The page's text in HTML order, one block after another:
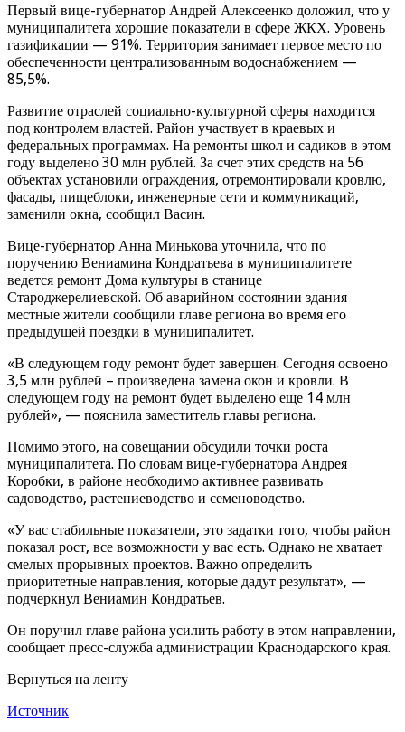
Первый вице-губернатор Андрей Алексеенко доложил, что у
муниципалитета хорошие показатели в сфере ЖКХ. Уровень
газификации — 91%. Территория занимает первое место по
обеспеченности централизованным водоснабжением —
85,5%.
Развитие отраслей социально-культурной сферы находится
под контролем властей. Район участвует в краевых и
федеральных программах. На ремонты школ и садиков в этом
году выделено 30 млн рублей. За счет этих средств на 56
объектах установили ограждения, отремонтировали кровлю,
фасады, пищеблоки, инженерные сети и коммуникаций,
заменили окна, сообщил Васин.
Вице-губернатор Анна Минькова уточнила, что по
поручению Вениамина Кондратьева в муниципалитете
ведется ремонт Дома культуры в станице
Староджерелиевской. Об аварийном состоянии здания
местные жители сообщили главе региона во время его
предыдущей поездки в муниципалитет.
«В следующем году ремонт будет завершен. Сегодня освоено
3,5 млн рублей – произведена замена окон и кровли. В
следующем году на ремонт будет выделено еще 14 млн
рублей», — пояснила заместитель главы региона.
Помимо этого, на совещании обсудили точки роста
муниципалитета. По словам вице-губернатора Андрея
Коробки, в районе необходимо активнее развивать
садоводство, растениеводство и семеноводство.
«У вас стабильные показатели, это задатки того, чтобы район
показал рост, все возможности у вас есть. Однако не хватает
смелых прорывных проектов. Важно определить
приоритетные направления, которые дадут результат», —
подчеркнул Вениамин Кондратьев.
Он поручил главе района усилить работу в этом направлении,
сообщает пресс-служба администрации Краснодарского края.
Вернуться на ленту
Источник